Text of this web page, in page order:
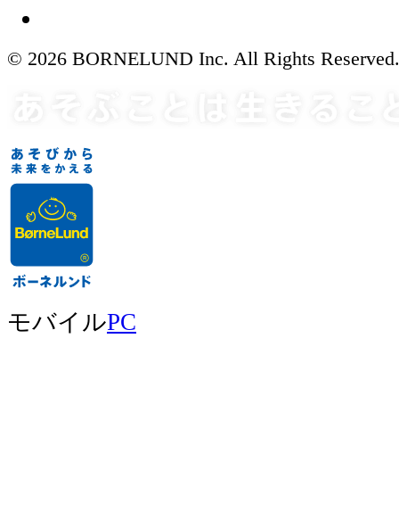
© 2026 BORNELUND Inc. All Rights Reserved.
モバイルPC